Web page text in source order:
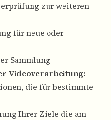
zur weiteren
für neue oder
Sammlung
Videoverarbeitung:
die für bestimmte
Ihrer Ziele die am